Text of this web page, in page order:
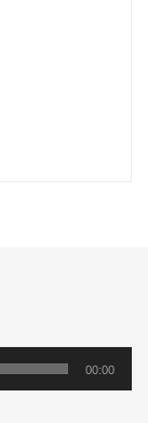
00:00